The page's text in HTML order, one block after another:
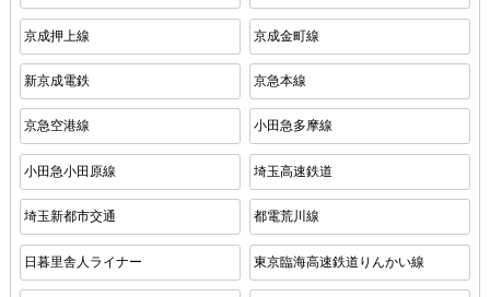
京成押上線 京成金町線
新京成電鉄 京急本線
京急空港線 小田急多摩線
小田急小田原線 埼玉高速鉄道
埼玉新都市交通 都電荒川線
日暮里舎人ライナー 東京臨海高速鉄道りんかい線